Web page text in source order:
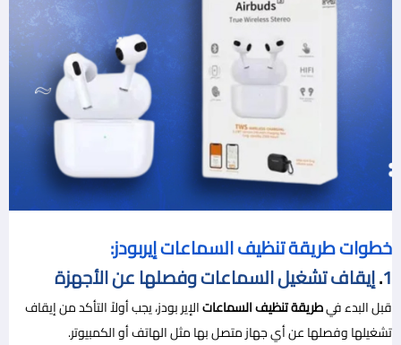
خطوات طريقة تنظيف السماعات إيربودز:
1
.إيقاف تشغيل السماعات وفصلها عن الأجهزة
قبل البدء فيطريقة تنظيف السماعاتالإير بودز، يجب أولاً التأكد من إيقاف
تشغيلها وفصلها عن أي جهاز متصل بها مثل الهاتف أو الكمبيوتر.